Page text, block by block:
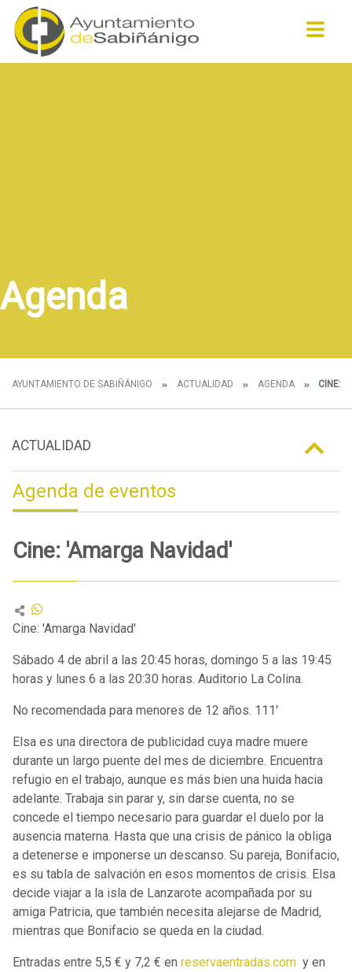
Agenda
AYUNTAMIENTO DE SABIÑÁNIGO ACTUALIDAD AGENDA CINE:
ACTUALIDAD
Agenda de eventos
Cine: 'Amarga Navidad'
Cine: 'Amarga Navidad'
Sábado 4 de abril a las 20:45 horas, domingo 5 a las 19:45
horas y lunes 6 a las 20:30 horas. Auditorio La Colina.
No recomendada para menores de 12 años. 111'
Elsa es una directora de publicidad cuya madre muere
durante un largo puente del mes de diciembre. Encuentra
refugio en el trabajo, aunque es más bien una huida hacia
adelante. Trabaja sin parar y, sin darse cuenta, no se
concede el tiempo necesario para guardar el duelo por la
ausencia materna. Hasta que una crisis de pánico la obliga
a detenerse e imponerse un descanso. Su pareja, Bonifacio,
es su tabla de salvación en esos momentos de crisis. Elsa
decide viajar a la isla de Lanzarote acompañada por su
amiga Patricia, que también necesita alejarse de Madrid,
mientras que Bonifacio se queda en la ciudad.
Entradas entre 5,5 € y 7,2 € en reservaentradas.com y en